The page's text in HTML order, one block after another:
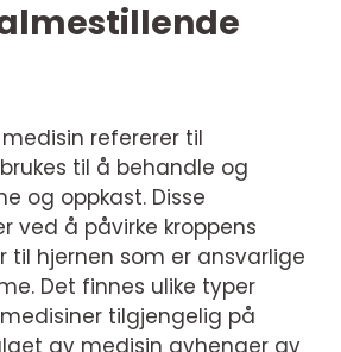
refererer til
til å behandle og
og oppkast. Disse
ved å påvirke kroppens
til hjernen som er ansvarlige
Det finnes ulike typer
tilgjengelig på
av medisin avhenger av